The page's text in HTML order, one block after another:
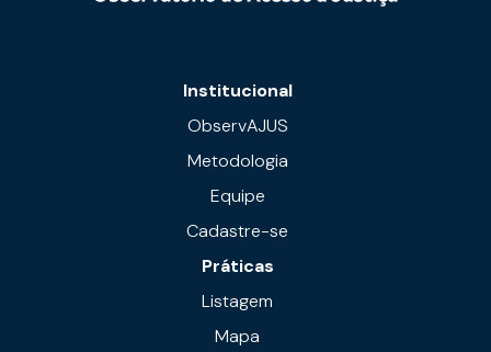
Institucional
ObservAJUS
Metodologia
Equipe
Cadastre-se
Práticas
Listagem
Mapa